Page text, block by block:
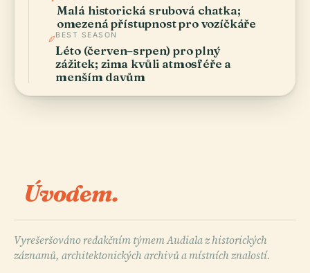
Malá historická srubová chatka;
omezená přístupnost pro vozíčkáře
BEST SEASON
Léto (červen–srpen) pro plný
zážitek; zima kvůli atmosféře a
menším davům
Úvodem.
Vyrešeršováno redakčním týmem Audiala z historických
záznamů, architektonických archivů a místních znalostí.